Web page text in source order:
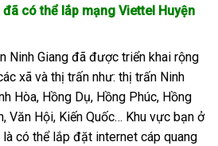
có thể lắp mạng Viettel Huyện
Ninh Giang đã được triển khai rộng
xã và thị trấn như: thị trấn Ninh
Hòa, Hồng Dụ, Hồng Phúc, Hồng
Văn Hội, Kiến Quốc… Khu vực bạn ở
có thể lắp đặt internet cáp quang